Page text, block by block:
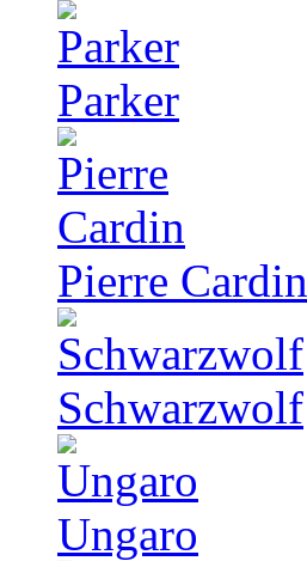
Parker
Pierre Cardin
Schwarzwolf
Ungaro